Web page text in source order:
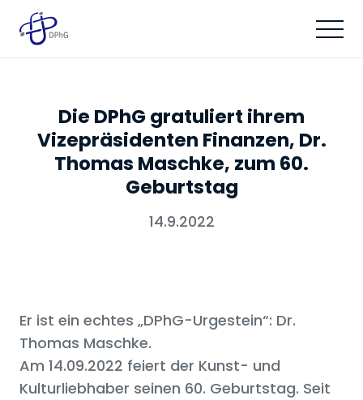
Die DPhG gratuliert ihrem
Vizepräsidenten Finanzen, Dr.
Thomas Maschke, zum 60.
Geburtstag
14.9.2022
Er ist ein echtes „DPhG-Urgestein“: Dr.
Thomas Maschke.
Am 14.09.2022 feiert der Kunst- und
Kulturliebhaber seinen 60. Geburtstag. Seit